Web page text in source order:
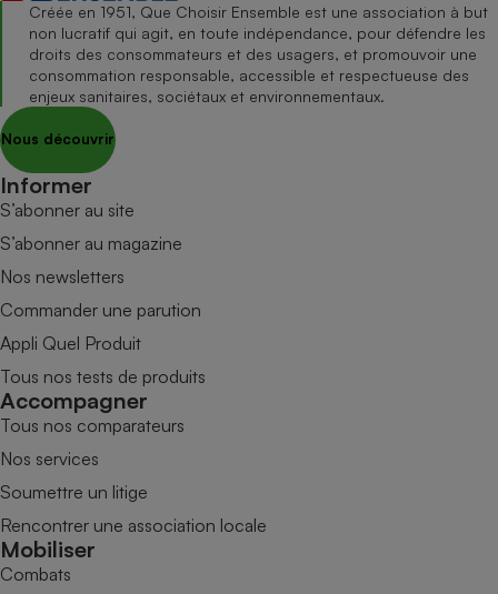
Créée en 1951, Que Choisir Ensemble est une association à but
non lucratif qui agit, en toute indépendance, pour défendre les
droits des consommateurs et des usagers, et promouvoir une
consommation responsable, accessible et respectueuse des
enjeux sanitaires, sociétaux et environnementaux.
Nous découvrir
Informer
S’abonner au site
S’abonner au magazine
Nos newsletters
Commander une parution
Appli Quel Produit
Tous nos tests de produits
Accompagner
Tous nos comparateurs
Nos services
Soumettre un litige
Rencontrer une association locale
Mobiliser
Combats